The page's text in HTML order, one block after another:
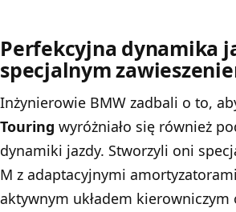
Perfekcyjna dynamika
specjalnym
Inżynierowie BMW zadbali o to,
Touring wyróżniało się również
dynamiki jazdy. Stworzyli oni
M z adaptacyjnymi
aktywnym układem kierowniczym